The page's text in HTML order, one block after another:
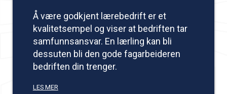
Å være godkjent lærebedrift er et
kvalitetsempel og viser at bedriften tar
samfunnsansvar. En lærling kan bli
dessuten bli den gode fagarbeideren
bedriften din trenger.
LES MER